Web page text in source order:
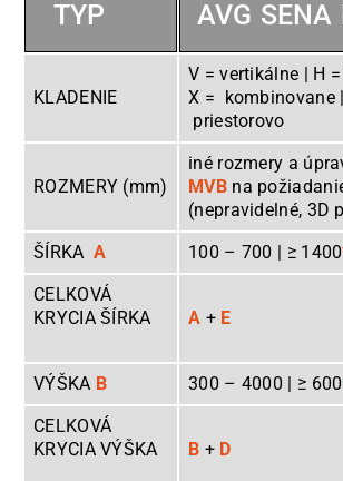
TYP AVG SENA
KLADENIE
V = vertikálne | H
X = kombinovane
priestorovo
ROZMERY (mm)
iné rozmery a
MVBna
(nepravidelné, 3D
ŠÍRKAA 100 – 700 | ≥ 1400
CELKOVÁ
KRYCIA ŠÍRKA
A + E
VÝŠKA B 300 – 4000 | ≥
CELKOVÁ
KRYCIA VÝŠKA
B + D